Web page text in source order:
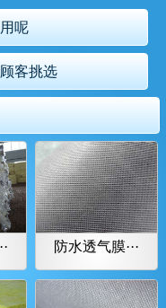
呢
客挑选
防水透气膜···